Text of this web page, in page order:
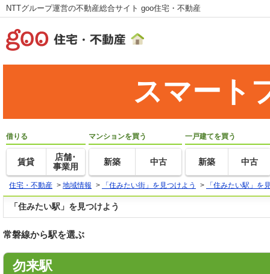
NTTグループ運営の不動産総合サイト goo住宅・不動産
スマート
借りる
賃貸
店舗･
事業用
マンションを買う
新築 中古
一戸建てを買う
新築 中古
住宅・不動産 > 地域情報 > 「住みたい街」を見つけよう > 「住みたい駅」を
「住みたい駅」を見つけよう
常磐線から駅を選ぶ
勿来駅